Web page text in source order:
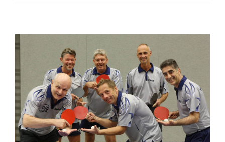
grösseres